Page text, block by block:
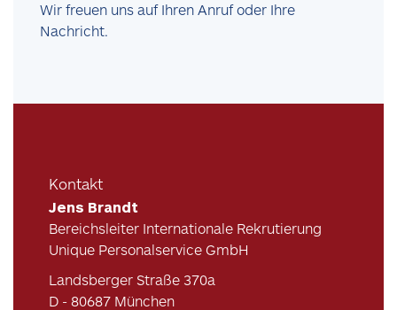
Wir freuen uns auf Ihren Anruf oder Ihre
Nachricht.
Kontakt
Jens Brandt
Bereichsleiter Internationale Rekrutierung
Unique Personalservice GmbH
Landsberger Straße 370a
D - 80687 München